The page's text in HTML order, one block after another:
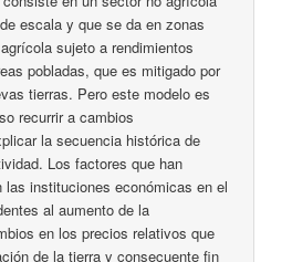
escala y que se da en zonas
sujeto a rendimientos
pobladas, que es mitigado por
tierras. Pero este modelo es
recurrir a cambios
la secuencia histórica de
Los factores que han
las instituciones económicas en el
al aumento de la
en los precios relativos que
de la tierra y consecuente fin